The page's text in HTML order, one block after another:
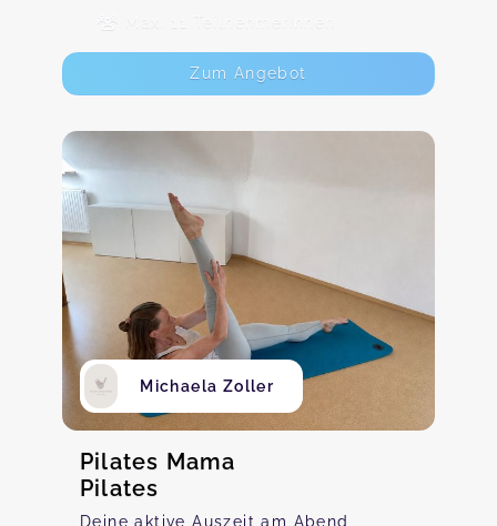
Max. 11 TeilnehmerInnen
Zum Angebot
Michaela Zoller
Pilates Mama
Pilates
Deine aktive Auszeit am Abend